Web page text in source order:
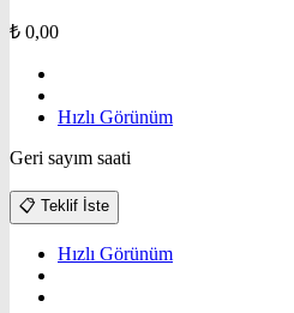
₺ 0,00
Hızlı Görünüm
Geri sayım saati
📋 Teklif İste
Hızlı Görünüm